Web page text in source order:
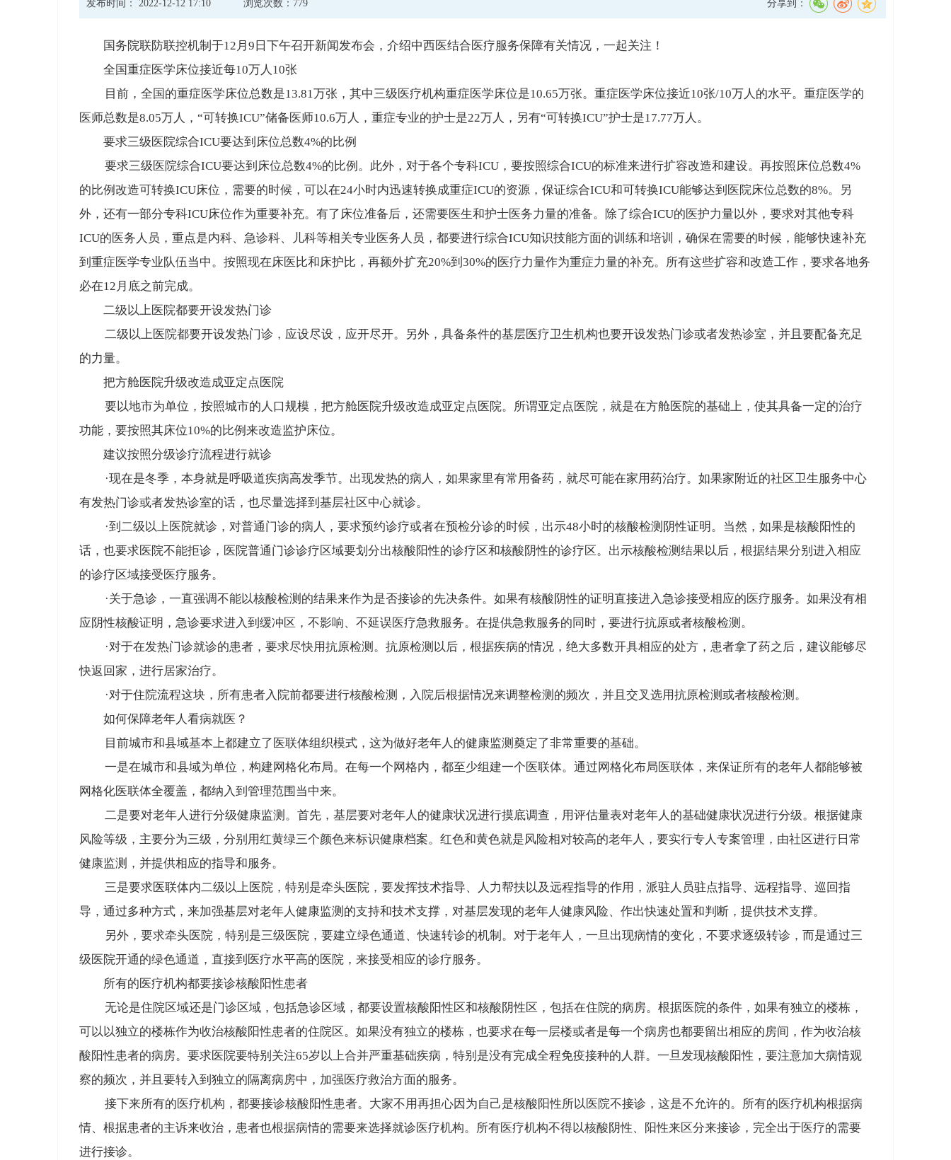
发布时间： 2022-12-12 17:10 浏览次数：779 分享到：
国务院联防联控机制于12月9日下午召开新闻发布会，介绍中西医结合医疗服务保障有关情况，一起关注！
全国重症医学床位接近每10万人10张
目前， 全国的重症医学床位总数是13.81万张 ，其中三级医疗机构重症医学床位是10.65万张。 重症医学床位接近10张/10万人的水平。重症医学的
医师总数是8.05万人，“可转换ICU”储备医师10.6万人，重症专业的护士是22万人，另有“可转换ICU”护士是17.77万人。
要求三级医院综合ICU要达到床位总数4%的比例
要求三级医院综合ICU要达到床位总数4%的比例。此外，对于各个专科ICU，要按照综合ICU的标准来进行扩容改造和建设。再按照床位总数4%
的比例改造可转换ICU床位，需要的时候，可以在24小时内迅速转换成重症ICU的资源， 保证综合ICU和可转换ICU能够达到医院床位总数的8%。另
外，还有一部分专科ICU床位作为重要补充。有了床位准备后，还需要医生和护士医务力量的准备。除了综合ICU的医护力量以外，要求对其他专科
ICU的医务人员，重点是内科、急诊科、儿科等相关专业医务人员，都要进行综合ICU知识技能方面的训练和培训，确保在需要的时候，能够快速补充
到重症医学专业队伍当中。按照现在床医比和床护比，再额外扩充20%到30%的医疗力量作为重症力量的补充。 所有这些扩容和改造工作，要求各地务
必在12月底之前完成。
二级以上医院都要开设发热门诊
二级以上医院都要开设发热门诊 ，应设尽设，应开尽开。另外， 具备条件的基层医疗卫生机构也要开设发热门诊或者发热诊室 ，并且要配备充足
的力量。
把方舱医院升级改造成亚定点医院
要以地市为单位，按照城市的人口规模， 把方舱医院升级改造成亚定点医院。所谓亚定点医院，就是在方舱医院的基础上，使其具备一定的治疗
功能， 要按照其床位10%的比例来改造监护床位。
建议按照分级诊疗流程进行就诊
·现在是冬季，本身就是呼吸道疾病高发季节。出现发热的病人，如果家里有常用备药，就尽可能在家用药治疗。如果家附近的社区卫生服务中心
有发热门诊或者发热诊室的话，也尽量选择到基层社区中心就诊。
·到二级以上医院就诊， 对普通门诊的病人 ，要求预约诊疗或者在预检分诊的时候， 出示48小时的核酸检测阴性证明。当然， 如果是核酸阳性的
话，也要求医院不能拒诊 ，医院普通门诊诊疗区域要划分出核酸阳性的诊疗区和核酸阴性的诊疗区。出示核酸检测结果以后，根据结果分别进入相应
的诊疗区域接受医疗服务。
·关于急诊，一直强调不能以核酸检测的结果来作为是否接诊的先决条件。如果有核酸阴性的证明直接进入急诊接受相应的医疗服务。 如果没有相
应阴性核酸证明，急诊要求进入到缓冲区，不影响、不延误医疗急救服务。在提供急救服务的同时，要进行抗原或者核酸检测。
·对于在发热门诊就诊的患者，要求尽快用抗原检测 。抗原检测以后，根据疾病的情况，绝大多数开具相应的处方，患者拿了药之后，建议能够尽
快返回家，进行居家治疗。
·对于住院流程这块， 所有患者入院前都要进行核酸检测，入院后根据情况来调整检测的频次 ，并且交叉选用抗原检测或者核酸检测。
如何保障老年人看病就医？
目前城市和县域基本上都建立了医联体组织模式，这为做好老年人的健康监测奠定了非常重要的基础。
一是在城市和县域为单位，构建网格化布局。在每一个网格内，都至少组建一个医联体。 通过网格化布局医联体，来保证所有的老年人都能够被
网格化医联体全覆盖 ，都纳入到管理范围当中来。
二是要对老年人进行分级健康监测。首先， 基层要对老年人的健康状况进行摸底调查 ，用评估量表对老年人的基础健康状况进行分级。根据健康
风险等级，主要分为三级，分别用红黄绿三个颜色来标识健康档案。 红色和黄色就是风险相对较高的老年人，要实行专人专案管理 ，由社区进行日常
健康监测，并提供相应的指导和服务。
三是要求医联体内二级以上医院，特别是牵头医院，要发挥技术指导、人力帮扶以及远程指导的作用 ，派驻人员驻点指导、远程指导、巡回指
导，通过多种方式， 来加强基层对老年人健康监测的支持和技术支撑 ，对基层发现的老年人健康风险、作出快速处置和判断，提供技术支撑。
另外，要求牵头医院，特别是三级医院，要建立绿色通道、快速转诊的机制。 对于老年人，一旦出现病情的变化，不要求逐级转诊，而是通过三
级医院开通的绿色通道，直接到医疗水平高的医院 ，来接受相应的诊疗服务。
所有的医疗机构都要接诊核酸阳性患者
无论是住院区域还是门诊区域，包括急诊区域， 都要设置核酸阳性区和核酸阴性区 ，包括在住院的病房。根据医院的条件，如果有独立的楼栋，
可以以独立的楼栋作为收治核酸阳性患者的住院区。如果没有独立的楼栋，也要求在每一层楼或者是每一个病房也都要留出相应的房间，作为收治核
酸阳性患者的病房。 要求医院要特别关注65岁以上合并严重基础疾病，特别是没有完成全程免疫接种的人群。一旦发现核酸阳性，要注意加大病情观
察的频次，并且要转入到独立的隔离病房中，加强医疗救治方面的服务。
接下来所有的医疗机构，都要接诊核酸阳性患者。大家不用再担心因为自己是核酸阳性所以医院不接诊，这是不允许的。所有的医疗机构根据病
情、根据患者的主诉来收治，患者也根据病情的需要来选择就诊医疗机构。 所有医疗机构不得以核酸阴性、阳性来区分来接诊，完全出于医疗的需要
进行接诊。